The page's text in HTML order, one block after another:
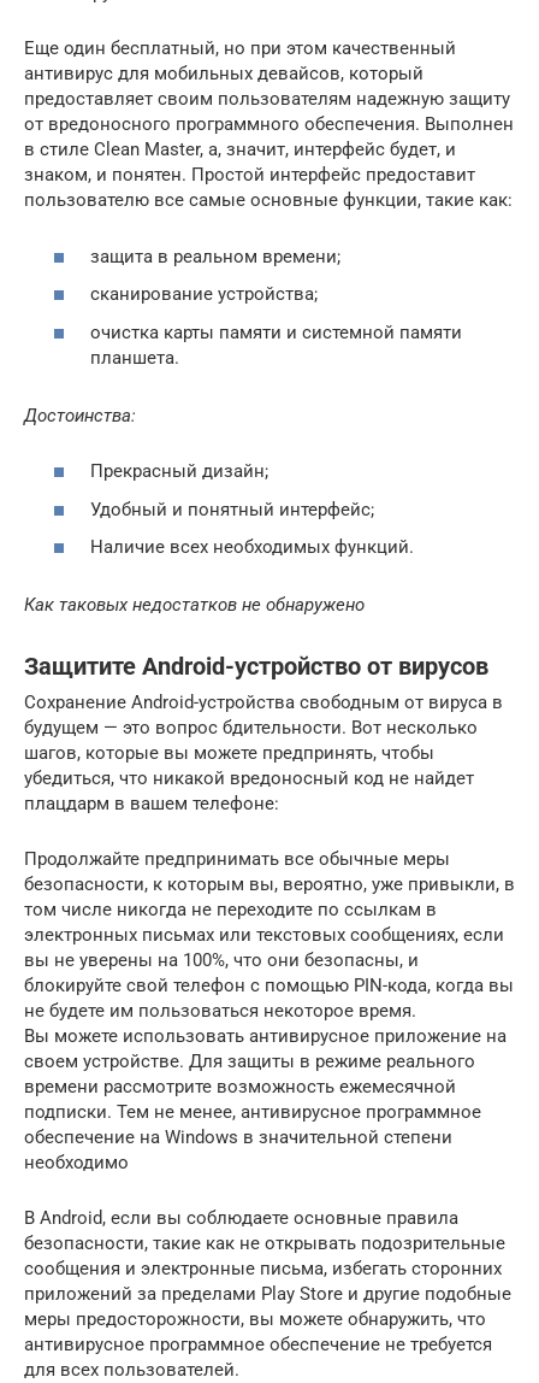
Еще один бесплатный, но при этом качественный
антивирус для мобильных девайсов, который
предоставляет своим пользователям надежную защиту
от вредоносного программного обеспечения. Выполнен
в стиле Clean Master, а, значит, интерфейс будет, и
знаком, и понятен. Простой интерфейс предоставит
пользователю все самые основные функции, такие как:
защита в реальном времени;
сканирование устройства;
очистка карты памяти и системной памяти
планшета.
Достоинства:
Прекрасный дизайн;
Удобный и понятный интерфейс;
Наличие всех необходимых функций.
Как таковых недостатков не обнаружено
Защитите Android-устройство от вирусов
Сохранение Android-устройства свободным от вируса в
будущем — это вопрос бдительности. Вот несколько
шагов, которые вы можете предпринять, чтобы
убедиться, что никакой вредоносный код не найдет
плацдарм в вашем телефоне:
Продолжайте предпринимать все обычные меры
безопасности, к которым вы, вероятно, уже привыкли, в
том числе никогда не переходите по ссылкам в
электронных письмах или текстовых сообщениях, если
вы не уверены на 100%, что они безопасны, и
блокируйте свой телефон с помощью PIN-кода, когда вы
не будете им пользоваться некоторое время.
Вы можете использовать антивирусное приложение на
своем устройстве. Для защиты в режиме реального
времени рассмотрите возможность ежемесячной
подписки. Тем не менее, антивирусное программное
обеспечение на Windows в значительной степени
необходимо
В Android, если вы соблюдаете основные правила
безопасности, такие как не открывать подозрительные
сообщения и электронные письма, избегать сторонних
приложений за пределами Play Store и другие подобные
меры предосторожности, вы можете обнаружить, что
антивирусное программное обеспечение не требуется
для всех пользователей.